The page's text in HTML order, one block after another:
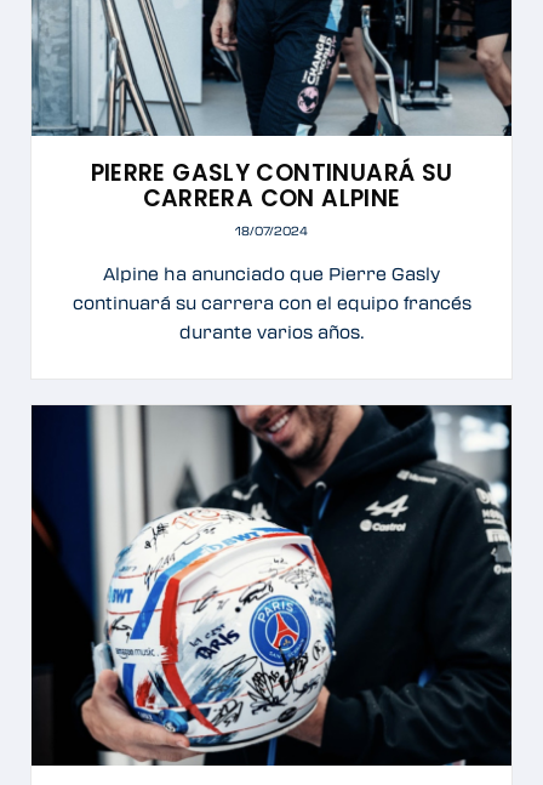
PIERRE GASLY CONTINUARÁ SU
CARRERA CON ALPINE
18/07/2024
Alpine ha anunciado que Pierre Gasly
continuará su carrera con el equipo francés
durante varios años.